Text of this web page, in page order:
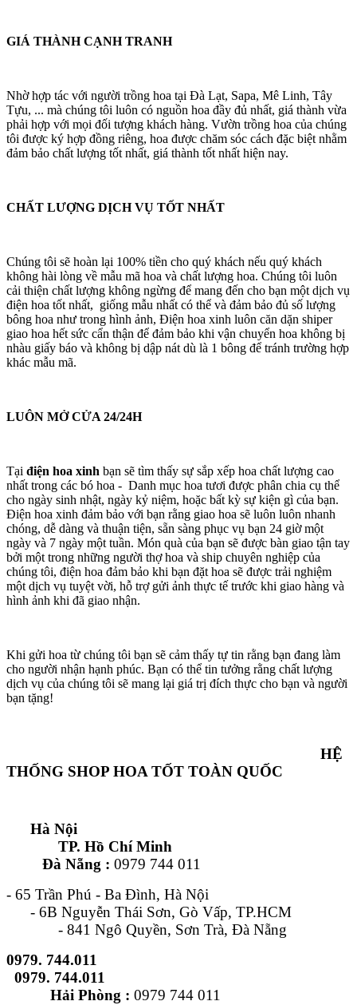
GIÁ THÀNH CẠNH TRANH
Nhờ hợp tác với người trồng hoa tại Đà Lạt, Sapa, Mê Linh, Tây
Tựu, ... mà chúng tôi luôn có nguồn hoa đầy đủ nhất, giá thành vừa
phải hợp với mọi đối tượng khách hàng. Vườn trồng hoa của chúng
tôi được ký hợp đồng riêng, hoa được chăm sóc cách đặc biệt nhằm
đảm bảo chất lượng tốt nhất, giá thành tốt nhất hiện nay.
CHẤT LƯỢNG DỊCH VỤ TỐT NHẤT
Chúng tôi sẽ hoàn lại 100% tiền cho quý khách nếu quý khách
không hài lòng về mẫu mã hoa và chất lượng hoa. Chúng tôi luôn
cải thiện chất lượng không ngừng để mang đến cho bạn một dịch vụ
điện hoa tốt nhất, giống mẫu nhất có thể và đảm bảo đủ số lượng
bông hoa như trong hình ảnh, Điện hoa xinh luôn căn dặn shiper
giao hoa hết sức cẩn thận để đảm bảo khi vận chuyển hoa không bị
nhàu giấy báo và không bị dập nát dù là 1 bông để tránh trường hợp
khác mẫu mã.
LUÔN MỞ CỬA 24/24H
Tại điện hoa xinh bạn sẽ tìm thấy sự sắp xếp hoa chất lượng cao
nhất trong các bó hoa - Danh mục hoa tươi được phân chia cụ thể
cho ngày sinh nhật, ngày kỷ niệm, hoặc bất kỳ sự kiện gì của bạn.
Điện hoa xinh đảm bảo với bạn rằng giao hoa sẽ luôn luôn nhanh
chóng, dễ dàng và thuận tiện, sẵn sàng phục vụ bạn 24 giờ một
ngày và 7 ngày một tuần. Món quà của bạn sẽ được bàn giao tận tay
bởi một trong những người thợ hoa và ship chuyên nghiệp của
chúng tôi, điện hoa đảm bảo khi bạn đặt hoa sẽ được trải nghiệm
một dịch vụ tuyệt vời, hỗ trợ gửi ảnh thực tế trước khi giao hàng và
hình ảnh khi đã giao nhận.
Khi gửi hoa từ chúng tôi bạn sẽ cảm thấy tự tin rằng bạn đang làm
cho người nhận hạnh phúc. Bạn có thể tin tưởng rằng chất lượng
dịch vụ của chúng tôi sẽ mang lại giá trị đích thực cho bạn và người
bạn tặng!
HỆ
THỐNG SHOP HOA TỐT TOÀN QUỐC
Hà Nội
TP. Hồ Chí Minh
Đà Nẵng : 0979 744 011
- 65 Trần Phú - Ba Đình, Hà Nội
- 6B Nguyễn Thái Sơn, Gò Vấp, TP.HCM
- 841 Ngô Quyền, Sơn Trà, Đà Nẵng
0979. 744.011
0979. 744.011
Hải Phòng : 0979 744 011